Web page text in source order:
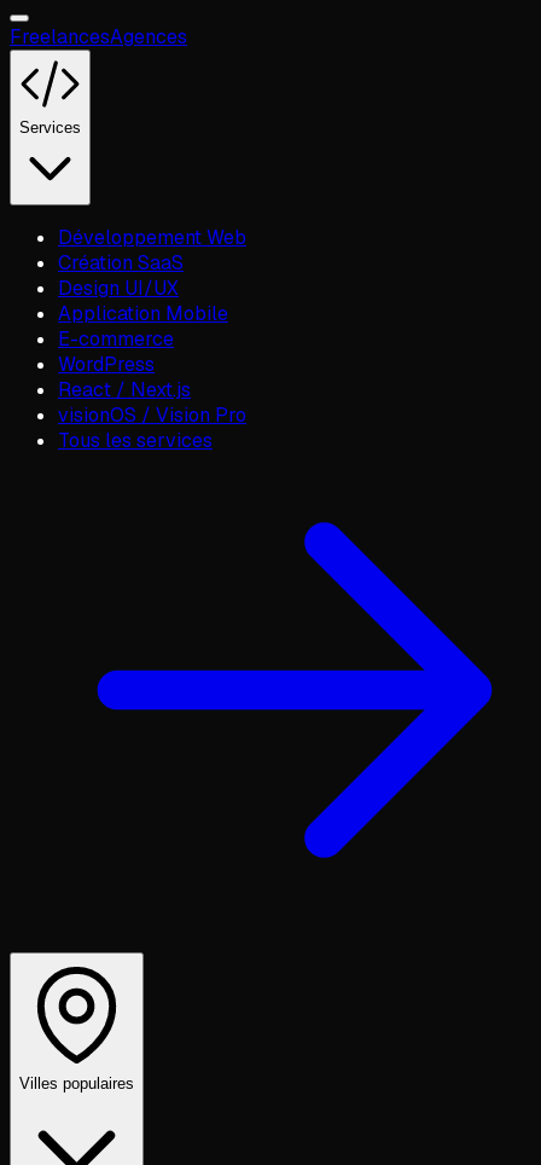
FreelancesAgences
Services
Développement Web
Création SaaS
Design UI/UX
Application Mobile
E-commerce
WordPress
React / Next.js
visionOS / Vision Pro
Tous les services
Villes populaires